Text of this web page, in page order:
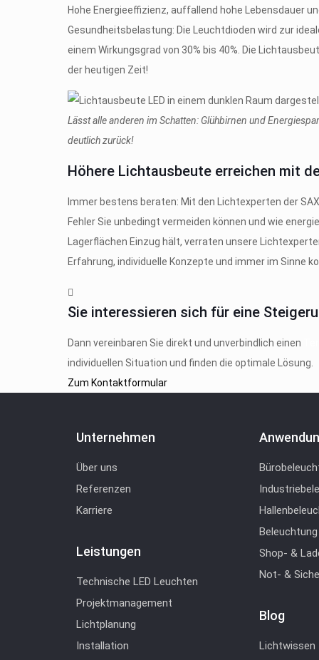
Hohe Energieeffizienz, auffallend hohe Lebensdauer
Gesundheitsbelastung: Die Leuchtdioden wird zur
einem Wirkungsgrad von 30% bis 40%. Die
der heutigen Zeit!
Lässt alle anderen im Schatten: Glühbirnen und
deutlich zurück!
Höhere Lichtausbeute erreichen mit
Immer bestens beraten: Mit den Lichtexperten der
Fehler Sie unbedingt vermeiden können und wie
Lagerflächen Einzug hält, verraten unsere
Erfahrung, individuelle Konzepte und immer im Sinne
Sie interessieren sich für eine
Dann vereinbaren Sie direkt und unverbindlich einen
individuellen Situation und finden die optimale Lösung.
Zum Kontaktformular
Unternehmen
Über uns
Referenzen
Karriere
Leistungen
Technische LED Leuchten
Projektmanagement
Lichtplanung
Installation
Shop- &
Not- &
Blog
Lichtwissen